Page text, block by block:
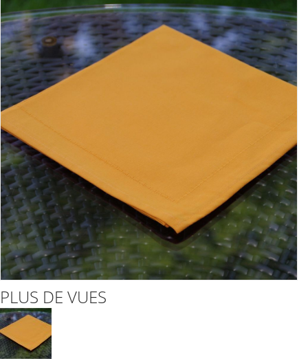
PLUS DE VUES